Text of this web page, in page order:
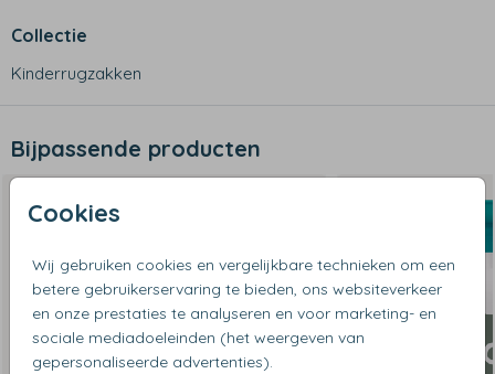
Cookies
Wij gebruiken cookies en vergelijkbare technieken om een
betere gebruikerservaring te bieden, ons websiteverkeer
en onze prestaties te analyseren en voor marketing- en
sociale mediadoeleinden (het weergeven van
gepersonaliseerde advertenties).
- Niet geschikt voor in de wasmachine
Collectie
Kinderrugzakken
Bijpassende producten